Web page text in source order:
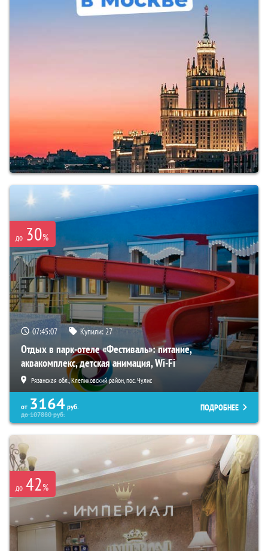
до 30%
07:45:06 Купили:27
Отдых в парк-отеле «Фестиваль»: питание,
аквакомплекс, детская анимация, Wi-Fi
Рязанская обл., Клепиковский район, пос. Чулис
от 3164 руб.
до107880руб.
ПОДРОБНЕЕ
до 42%